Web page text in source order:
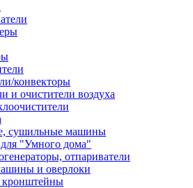
конвекторы
и очистители воздуха
сушильные машины
для "Умного дома"
отпариватели
и оверлоки
кронштейны